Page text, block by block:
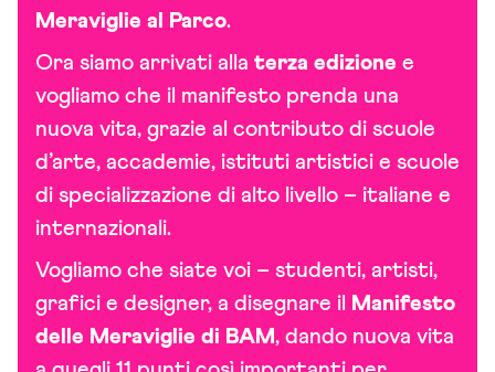
Meraviglie al Parco.
Ora siamo arrivati alla terza edizione e
vogliamo che il manifesto prenda una
nuova vita, grazie al contributo di scuole
d’arte, accademie, istituti artistici e scuole
di specializzazione di alto livello – italiane e
internazionali.
Vogliamo che siate voi – studenti, artisti,
grafici e designer, a disegnare il Manifesto
delle Meraviglie di BAM, dando nuova vita